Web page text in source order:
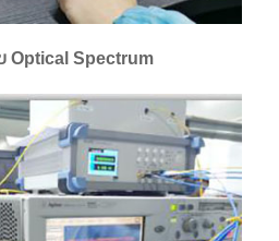
Optical Spectrum